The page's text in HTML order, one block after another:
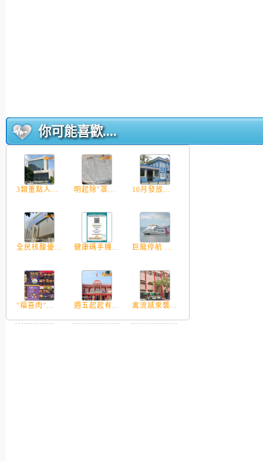
你可能喜歡....
3類重點人... 明起除"罩... 10月發放...
全民核酸優... 健康碼手機... 巨龍停航 ...
“福喜肉”... 週五起起有... 禽流感來襲...